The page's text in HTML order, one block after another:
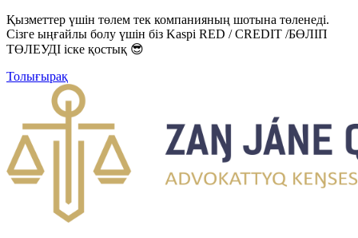
Қызметтер үшін төлем тек компанияның шотына төленеді.
Сізге ыңғайлы болу үшін біз Kaspi RED / CREDIT /БӨЛІП
ТӨЛЕУДІ іске қостық 😎
Толығырақ